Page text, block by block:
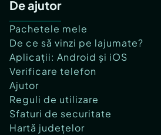
De ajutor
Pachetele mele
De ce să vinzi pe lajumate?
Aplicații: Android și iOS
Verificare telefon
Ajutor
Reguli de utilizare
Sfaturi de securitate
Hartă județelor